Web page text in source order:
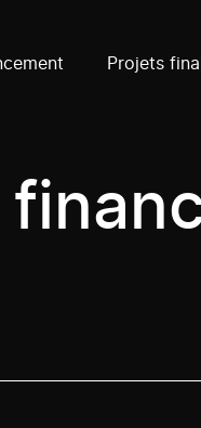
Projets